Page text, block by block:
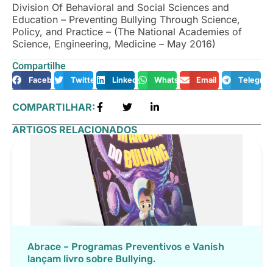
Division Of Behavioral and Social Sciences and
Education – Preventing Bullying Through Science,
Policy, and Practice – (The National Academies of
Science, Engineering, Medicine – May 2016)
Compartilhe
Facebook Twitter LinkedIn WhatsApp Email
COMPARTILHAR:
ARTIGOS RELACIONADOS
Abrace – Programas Preventivos e Vanish
lançam livro sobre Bullying.